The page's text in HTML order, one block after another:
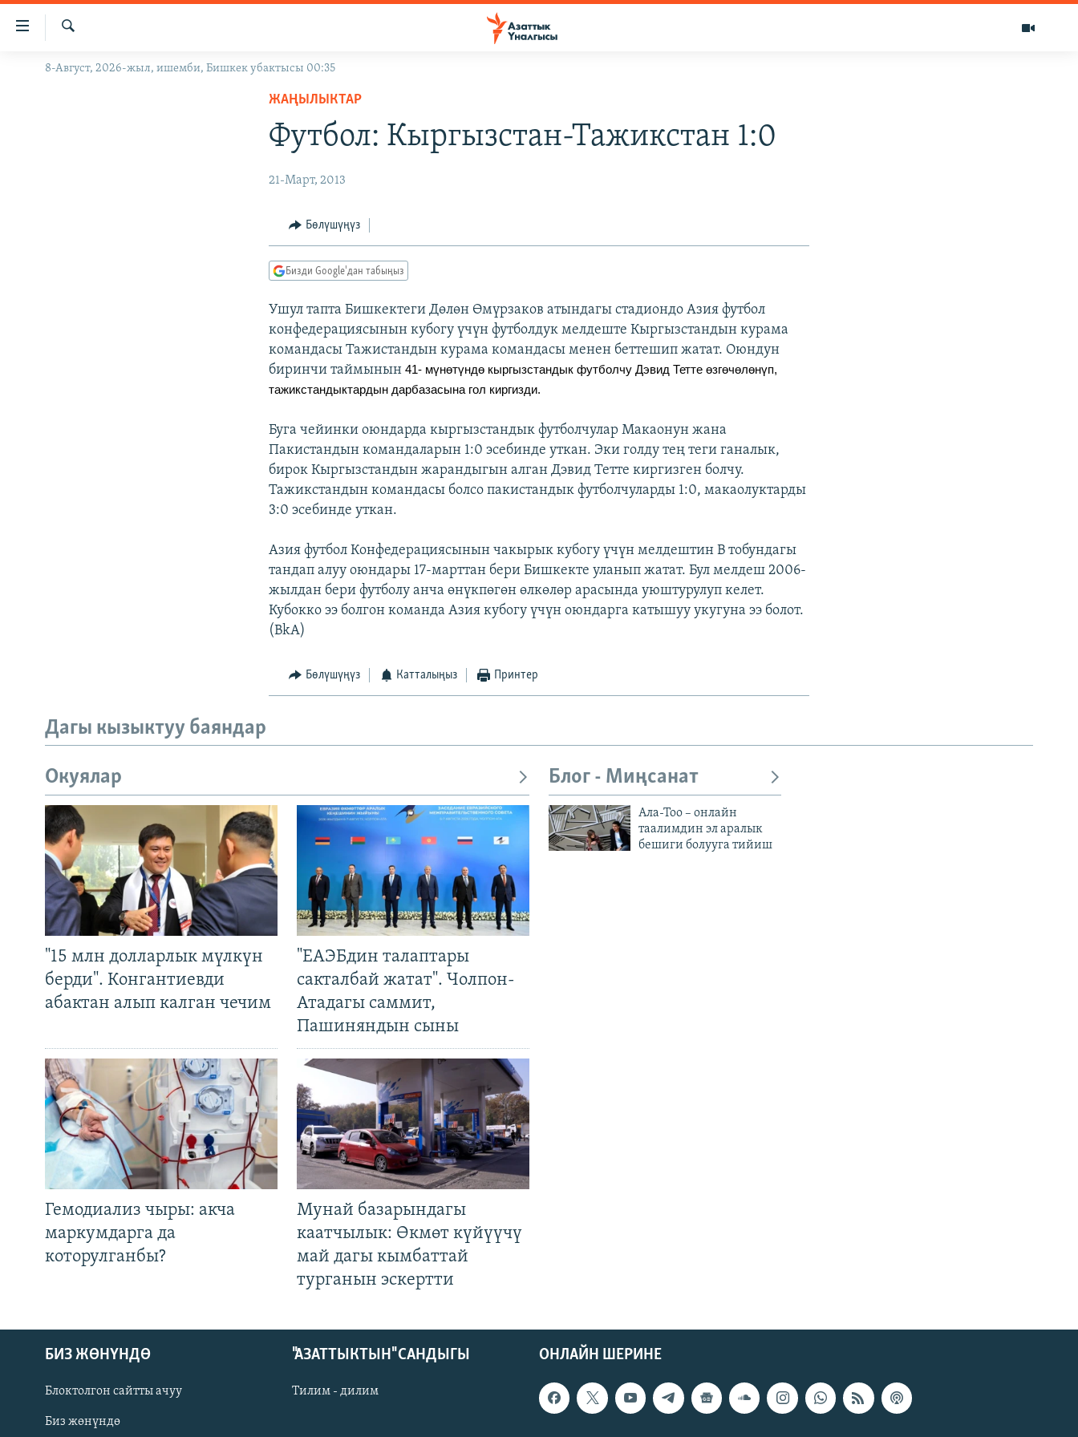
Линктер
Мазмунга
Навигацияга
ЖАҢЫЛЫКТАР
Издөө
8-Август, 2026-жыл, ишемби, Бишкек убактысы 00:35
ЖАҢЫЛЫКТАР
Футбол: Кыргызстан-Тажикстан 1:0
21-Март, 2013
Бөлүшүңүз
Бизди Google'дан табыңыз
Ушул тапта Бишкектеги Дөлөн Өмүрзаков атындагы стадиондо Азия футбол
конфедерациясынын кубогу үчүн футболдук мелдеште Кыргызстандын курама
командасы Тажистандын курама командасы менен беттешип жатат. Оюндун
биринчи таймынын41- мүнөтүндө кыргызстандык футболчу Дэвид Тетте өзгөчөлөнүп,
тажикстандыктардын дарбазасына гол киргизди.
Буга чейинки оюндарда кыргызстандык футболчулар Макаонун жана
Пакистандын командаларын 1:0 эсебинде уткан. Эки голду тең теги ганалык,
бирок Кыргызстандын жарандыгын алган Дэвид Тетте киргизген болчу.
Тажикстандын командасы болсо пакистандык футболчуларды 1:0, макаолуктарды
3:0 эсебинде уткан.
Азия футбол Конфедерациясынын чакырык кубогу үчүн мелдештин В тобундагы
тандап алуу оюндары 17-марттан бери Бишкекте уланып жатат. Бул мелдеш 2006-
жылдан бери футболу анча өнүкпөгөн өлкөлөр арасында уюштурулуп келет.
Кубокко ээ болгон команда Азия кубогу үчүн оюндарга катышуу укугуна ээ болот.
(BkA)
Бөлүшүңүз Катталыңыз Принтер
Дагы кызыктуу баяндар
Окуялар
"15 млн долларлык мүлкүн
берди". Конгантиевди
абактан алып калган чечим
"ЕАЭБдин талаптары
сакталбай жатат". Чолпон-
Атадагы саммит,
Пашиняндын сыны
Гемодиализ чыры: акча
маркумдарга да
которулганбы?
Мунай базарындагы
каатчылык: Өкмөт күйүүчү
май дагы кымбаттай
турганын эскертти
Блог - Миңсанат
Ала-Тоо – онлайн
таалимдин эл аралык
бешиги болууга тийиш
ОНЛАЙН ШЕРИНЕ
БИЗ ЖӨНҮНДӨ
Блоктолгон сайтты ачуу
Биз жөнүндө
"АЗАТТЫКТЫН" САНДЫГЫ
Тилим - дилим